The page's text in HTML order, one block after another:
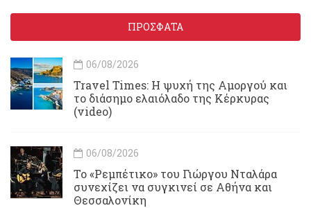
ΠΡΟΣΦΑΤΑ
06/08/2026
Travel Times: H ψυχή της Αμοργού και
το διάσημο ελαιόλαδο της Κέρκυρας
(video)
06/08/2026
Το «Ρεμπέτικο» του Γιώργου Νταλάρα
συνεχίζει να συγκινεί σε Αθήνα και
Θεσσαλονίκη